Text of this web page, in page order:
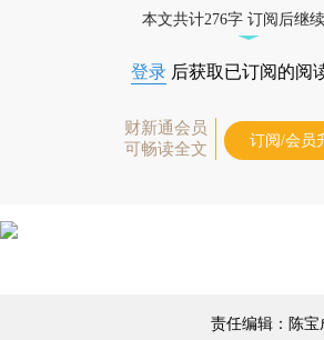
本文共计276字 订阅后继
登录 后获取已订阅的阅
财新通会员
可畅读全文
订阅/会员
责任编辑：陈